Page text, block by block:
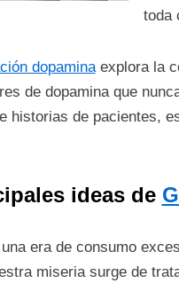
toda
dopaminaexplora la
de dopamina que
historias de pacientes,
ideas de
era de consumo
miseria surge de